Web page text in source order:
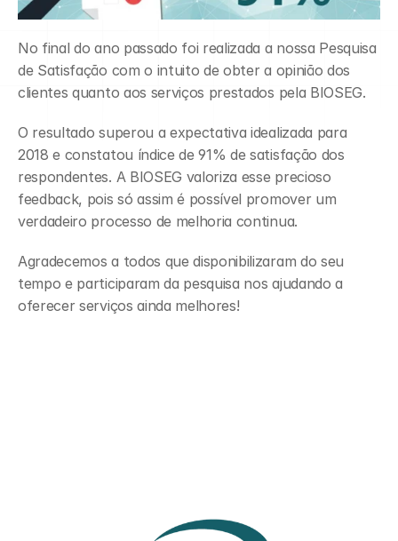
No final do ano passado foi realizada a nossa Pesquisa
de Satisfação com o intuito de obter a opinião dos
clientes quanto aos serviços prestados pela BIOSEG.
O resultado superou a expectativa idealizada para
2018 e constatou índice de 91% de satisfação dos
respondentes. A BIOSEG valoriza esse precioso
feedback, pois só assim é possível promover um
verdadeiro processo de melhoria continua.
Agradecemos a todos que disponibilizaram do seu
tempo e participaram da pesquisa nos ajudando a
oferecer serviços ainda melhores!